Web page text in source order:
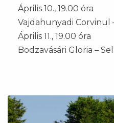
Április 10., 19.00 óra
Vajdahunyadi Corvinul
Április 11., 19.00 óra
Bodzavásári Gloria –